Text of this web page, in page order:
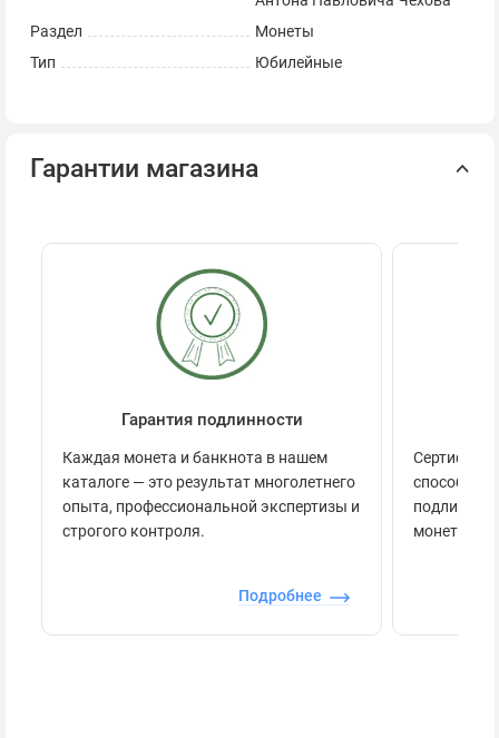
Раздел
Монеты
Тип
Юбилейные
Гарантии магазина
Гарантия подлинности
Каждая монета и банкнота в нашем
каталоге — это результат многолетнего
опыта, профессиональной экспертизы и
строгого контроля.
Подробнее
способов
монеты.